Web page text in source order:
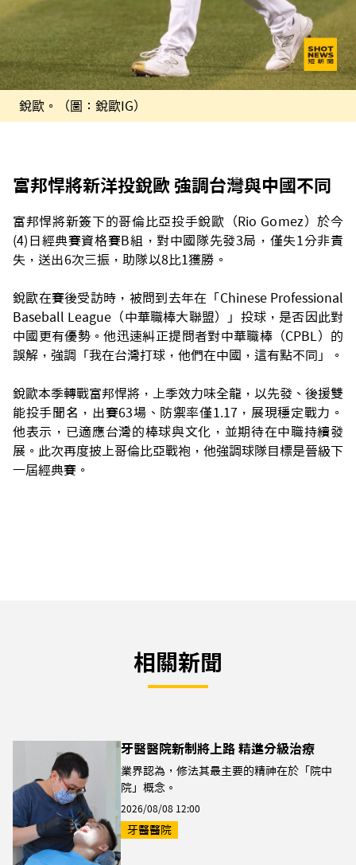
銳歐。（圖：銳歐IG）
富邦悍將新洋投銳歐 強調台灣與中國不同
富邦悍將新簽下的哥倫比亞投手銳歐（Rio Gomez）於今
(4)日經典賽資格賽B組，對中國隊先發3局，僅失1分非責
失，送出6次三振，助隊以8比1獲勝。
銳歐在賽後受訪時，被問到去年在「Chinese Professional
Baseball League（中華職棒大聯盟）」投球，是否因此對
中國更有優勢。他迅速糾正提問者對中華職棒（CPBL）的
誤解，強調「我在台灣打球，他們在中國，這有點不同」。
銳歐本季轉戰富邦悍將，上季效力味全龍，以先發、後援雙
能投手聞名，出賽63場、防禦率僅1.17，展現穩定戰力。
他表示，已適應台灣的棒球與文化，並期待在中職持續發
展。此次再度披上哥倫比亞戰袍，他強調球隊目標是晉級下
一屆經典賽。
相關新聞
牙醫醫院新制將上路 精進分級治療
業界認為，修法其最主要的精神在於「院中
院」概念。
2026/08/08 12:00
牙醫醫院